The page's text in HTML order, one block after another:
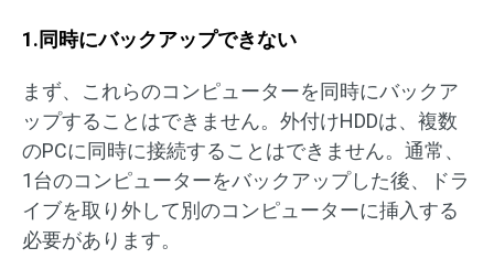
1.同時にバックアップできない
まず、これらのコンピューターを同時にバックア
ップすることはできません。外付けHDDは、複数
のPCに同時に接続することはできません。通常、
1台のコンピューターをバックアップした後、ドラ
イブを取り外して別のコンピューターに挿入する
必要があります。